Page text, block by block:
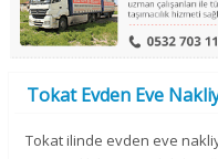
Tokat Evden Eve
Tokat ilinde evden eve